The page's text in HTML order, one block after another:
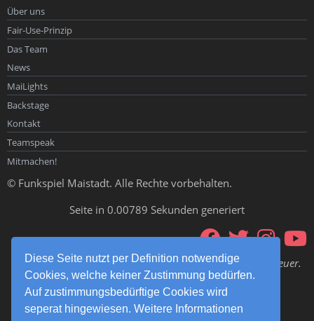
Diese Seite nutzt per Definition notwendige
Cookies, welche keiner Zustimmung bedürfen.
Auf zustimmungsbedürftige Cookies wird
seperat hingewiesen. Weitere Informationen
Über uns
Fair-Use-Prinzip
Das Team
News
MaiLights
Backstage
Kontakt
Teamspeak
Mitmachen!
© Funkspiel Maistadt. Alle Rechte vorbehalten.
Seite in 0.00789 Sekunden generiert
Ubi fumus, ibi ignis – Wo es Rauch gibt, da gibt es auch Feuer.
Und uns! Funkspiel Maistadt!
Funkspiel Maistadt – 112% Teamwork –